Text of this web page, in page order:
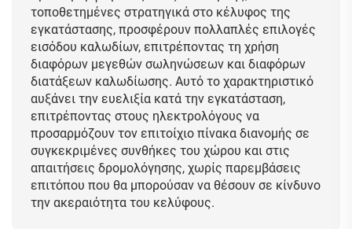
τοποθετημένες στρατηγικά στο κέλυφος της
εγκατάστασης, προσφέρουν πολλαπλές επιλογές
εισόδου καλωδίων, επιτρέποντας τη χρήση
διαφόρων μεγεθών σωληνώσεων και διαφόρων
διατάξεων καλωδίωσης. Αυτό το χαρακτηριστικό
αυξάνει την ευελιξία κατά την εγκατάσταση,
επιτρέποντας στους ηλεκτρολόγους να
προσαρμόζουν τον επιτοίχιο πίνακα διανομής σε
συγκεκριμένες συνθήκες του χώρου και στις
απαιτήσεις δρομολόγησης, χωρίς παρεμβάσεις
επιτόπου που θα μπορούσαν να θέσουν σε κίνδυνο
την ακεραιότητα του κελύφους.